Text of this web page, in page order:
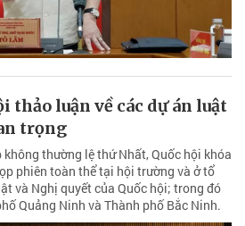
thảo luận về các dự án luật
trọng
thường lệ thứ Nhất, Quốc hội khóa
phiên toàn thể tại hội trường và ở tổ
và Nghị quyết của Quốc hội; trong đó
Quảng Ninh và Thành phố Bắc Ninh.